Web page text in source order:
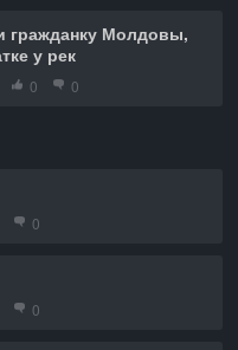
гражданку Молдовы,
у рек
0 0
0
0